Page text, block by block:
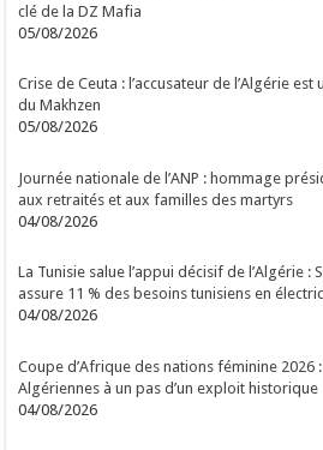
clé de la DZ Mafia
05/08/2026
Crise de Ceuta : l’accusateur de l’Algérie est
du Makhzen
05/08/2026
Journée nationale de l’ANP : hommage
aux retraités et aux familles des martyrs
04/08/2026
La Tunisie salue l’appui décisif de l’Algérie :
assure 11 % des besoins tunisiens en
04/08/2026
Coupe d’Afrique des nations féminine 2026
Algériennes à un pas d’un exploit historique
04/08/2026